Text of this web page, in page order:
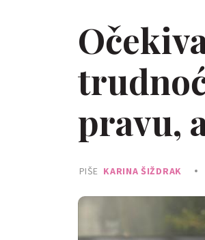
pravu,
PIŠE KARINA ŠIŽDRAK